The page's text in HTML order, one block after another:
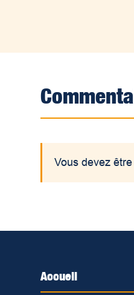
Vous devez
Accueil